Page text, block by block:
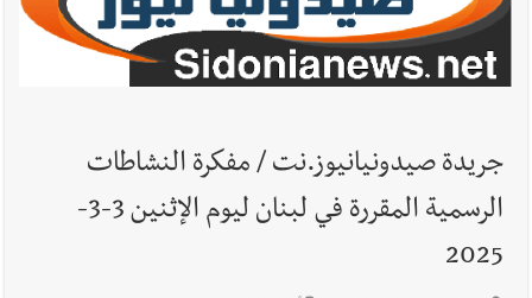
أخبار صيدا بالصور : بلدية صيدا تستقبل السيد محمد زيدان:
استعراض شامل لمشاريع وتأكيدٌ على حماية القيمة التراثية للمدينة
أخبار صيدا عمر مرجان يطلق أكاديمية نادي الحرية لكرة القدم
جريدة صيدونيانيوز.نت / مفكرة النشاطات
الرسمية المقررة في لبنان ليوم الإثنين 3-3-
2025